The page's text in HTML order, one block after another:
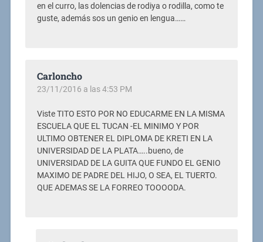
en el curro, las dolencias de rodiya o rodilla, como te
guste, además sos un genio en lengua……
Carloncho
23/11/2016 a las 4:53 PM
Viste TITO ESTO POR NO EDUCARME EN LA MISMA
ESCUELA QUE EL TUCAN -EL MINIMO Y POR
ULTIMO OBTENER EL DIPLOMA DE KRETI EN LA
UNIVERSIDAD DE LA PLATA…..bueno, de
UNIVERSIDAD DE LA GUITA QUE FUNDO EL GENIO
MAXIMO DE PADRE DEL HIJO, O SEA, EL TUERTO.
QUE ADEMAS SE LA FORREO TOOOODA.